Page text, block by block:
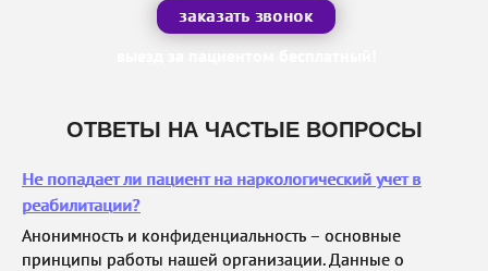
заказать звонок
ОТВЕТЫ НА ЧАСТЫЕ ВОПРОСЫ
Не попадает ли пациент на наркологический учет в
реабилитации?
Анонимность и конфиденциальность – основные
принципы работы нашей организации. Данные о